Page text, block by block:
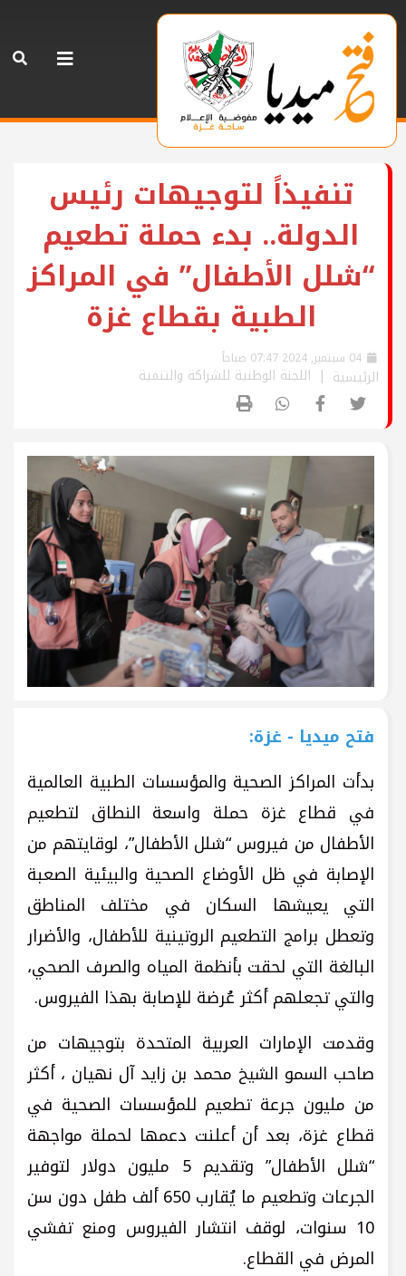
تنفيذاً لتوجيهات رئيس
الدولة.. بدء حملة تطعيم
“شلل الأطفال” في المراكز
الطبية بقطاع غزة
الرئيسية اللجنة الوطنية للشراكة والتنمية
فتح ميديا - غزة:
بدأت المراكز الصحية والمؤسسات الطبية العالمية
في قطاع غزة حملة واسعة النطاق لتطعيم
الأطفال من فيروس “شلل الأطفال”، لوقايتهم من
الإصابة في ظل الأوضاع الصحية والبيئية الصعبة
التي يعيشها السكان في مختلف المناطق
وتعطل برامج التطعيم الروتينية للأطفال، والأضرار
البالغة التي لحقت بأنظمة المياه والصرف الصحي،
والتي تجعلهم أكثر عُرضة للإصابة بهذا الفيروس.
وقدمت الإمارات العربية المتحدة بتوجيهات من
صاحب السمو الشيخ محمد بن زايد آل نهيان ، أكثر
من مليون جرعة تطعيم للمؤسسات الصحية في
قطاع غزة، بعد أن أعلنت دعمها لحملة مواجهة
“شلل الأطفال” وتقديم 5 مليون دولار لتوفير
الجرعات وتطعيم ما يُقارب 650 ألف طفل دون سن
10 سنوات، لوقف انتشار الفيروس ومنع تفشي
المرض في القطاع.